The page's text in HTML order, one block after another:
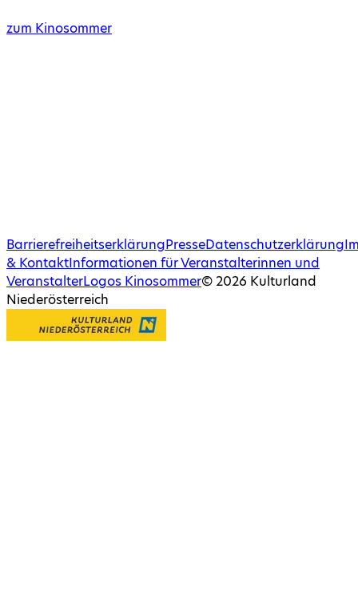
zum Kinosommer
BarrierefreiheitserklärungPresseDatenschutzerklärung
& KontaktInformationen für Veranstalterinnen und
VeranstalterLogos Kinosommer© 2026 Kulturland
Niederösterreich